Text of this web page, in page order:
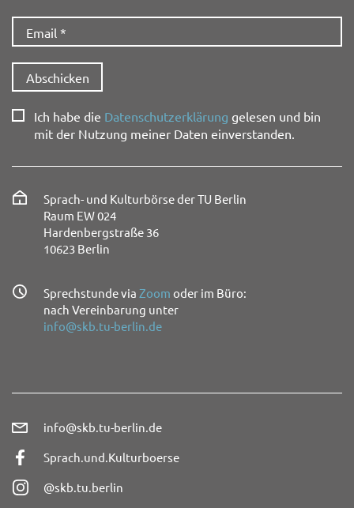
Ich habe die Datenschutzerklärung gelesen und bin
mit der Nutzung meiner Daten einverstanden.
Sprach- und Kulturbörse der TU Berlin
Raum EW 024
Hardenbergstraße 36
10623 Berlin
Sprechstunde via Zoom oder im Büro:
nach Vereinbarung unter
info@skb.tu-berlin.de
info@skb.tu-berlin.de
Sprach.und.Kulturboerse
@skb.tu.berlin